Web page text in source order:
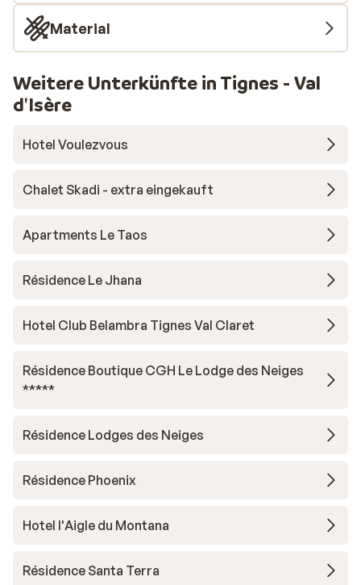
Material
Weitere Unterkünfte in Tignes - Val
d'Isère
Hotel Voulezvous
Chalet Skadi - extra eingekauft
Apartments Le Taos
Résidence Le Jhana
Hotel Club Belambra Tignes Val Claret
Résidence Boutique CGH Le Lodge des Neiges
*****
Résidence Lodges des Neiges
Résidence Phoenix
Hotel l'Aigle du Montana
Résidence Santa Terra